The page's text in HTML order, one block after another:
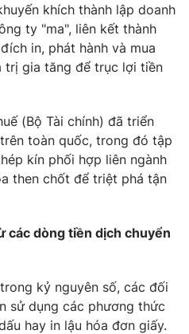
Infographic
Shorts video
Bất động sản
Vươn mình bằng AI
VTV8
khích thành lập doanh
ty "ma", liên kết thành
in, phát hành và mua
trị gia tăng để trục lợi tiền
(Bộ Tài chính) đã triển
toàn quốc, trong đó tập
kín phối hợp liên ngành
then chốt để triệt phá tận
các dòng tiền dịch chuyển
kỷ nguyên số, các đối
sử dụng các phương thức
hay in lậu hóa đơn giấy.